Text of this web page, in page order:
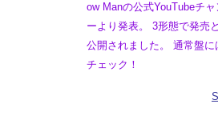
ow Manの公式YouTubeチ
ーより発表。 3形態で発売
公開されました。 通常盤
チェック！